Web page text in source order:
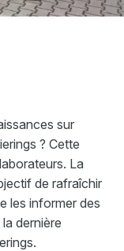
sur
? Cette
La
de rafraîchir
les informer des
dernière